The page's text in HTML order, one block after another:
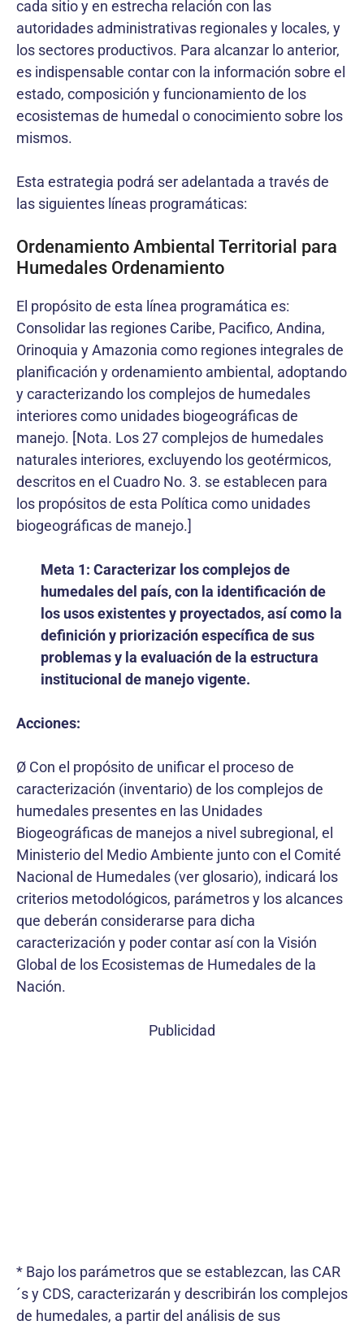
cada sitio y en estrecha relación con las
autoridades administrativas regionales y locales, y
los sectores productivos. Para alcanzar lo anterior,
es indispensable contar con la información sobre el
estado, composición y funcionamiento de los
ecosistemas de humedal o conocimiento sobre los
mismos.
Esta estrategia podrá ser adelantada a través de
las siguientes líneas programáticas:
Ordenamiento Ambiental Territorial para
Humedales Ordenamiento
El propósito de esta línea programática es:
Consolidar las regiones Caribe, Pacifico, Andina,
Orinoquia y Amazonia como regiones integrales de
planificación y ordenamiento ambiental, adoptando
y caracterizando los complejos de humedales
interiores como unidades biogeográficas de
manejo. [Nota. Los 27 complejos de humedales
naturales interiores, excluyendo los geotérmicos,
descritos en el Cuadro No. 3. se establecen para
los propósitos de esta Política como unidades
biogeográficas de manejo.]
Meta 1: Caracterizar los complejos de
humedales del país, con la identificación de
los usos existentes y proyectados, así como la
definición y priorización específica de sus
problemas y la evaluación de la estructura
institucional de manejo vigente.
Acciones:
Ø Con el propósito de unificar el proceso de
caracterización (inventario) de los complejos de
humedales presentes en las Unidades
Biogeográficas de manejos a nivel subregional, el
Ministerio del Medio Ambiente junto con el Comité
Nacional de Humedales (ver glosario), indicará los
criterios metodológicos, parámetros y los alcances
que deberán considerarse para dicha
caracterización y poder contar así con la Visión
Global de los Ecosistemas de Humedales de la
Nación.
Publicidad
* Bajo los parámetros que se establezcan, las CAR
´s y CDS, caracterizarán y describirán los complejos
de humedales, a partir del análisis de sus